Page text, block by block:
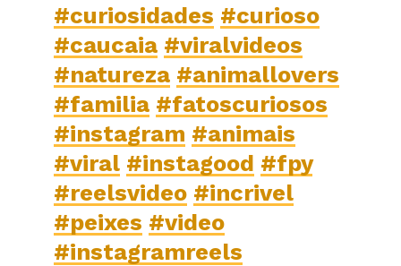
#curiosidades #curioso
#caucaia #viralvideos
#natureza #animallovers
#familia #fatoscuriosos
#instagram #animais
#viral #instagood #fpy
#reelsvideo #incrivel
#peixes #video
#instagramreels